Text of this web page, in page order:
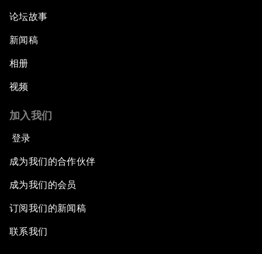
论坛故事
新闻稿
相册
视频
加入我们
登录
成为我们的合作伙伴
成为我们的会员
订阅我们的新闻稿
联系我们